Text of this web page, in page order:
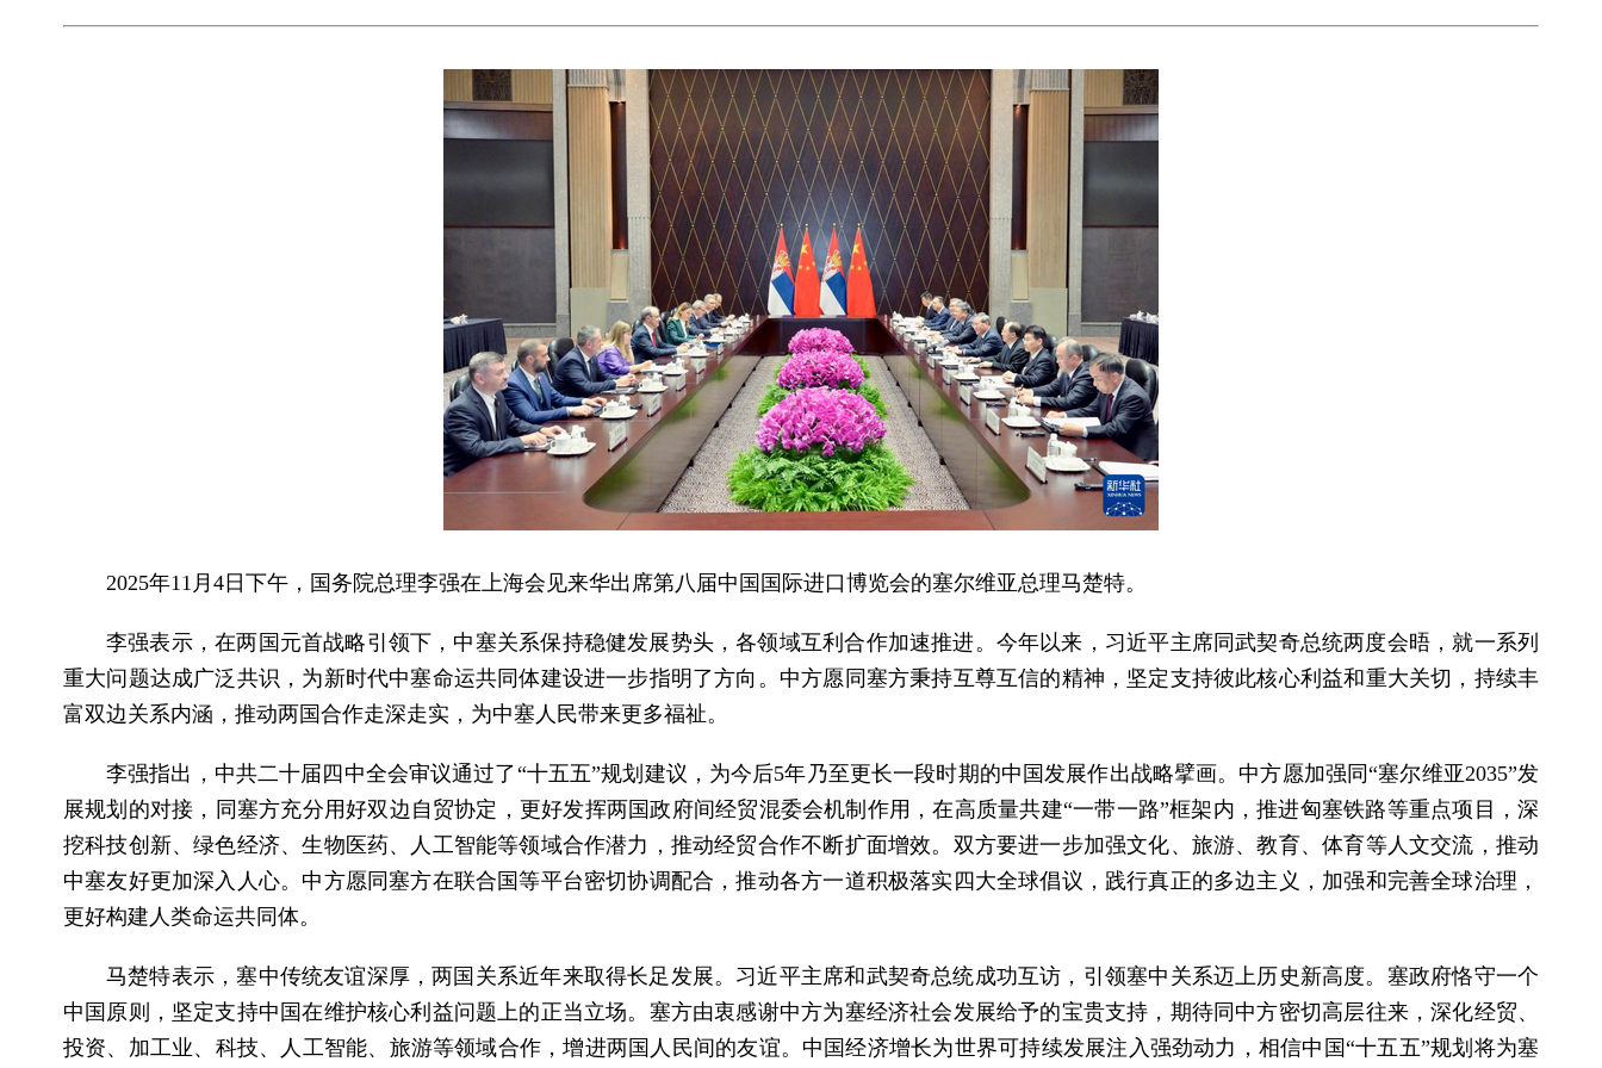
2025年11月4日下午，国务院总理李强在上海会见来华出席第八届中国国际进口博览会的塞尔维亚总理马楚特。
李强表示，在两国元首战略引领下，中塞关系保持稳健发展势头，各领域互利合作加速推进。今年以来，习近平主席同武契奇总统两度会晤，就一系列
重大问题达成广泛共识，为新时代中塞命运共同体建设进一步指明了方向。中方愿同塞方秉持互尊互信的精神，坚定支持彼此核心利益和重大关切，持续丰
富双边关系内涵，推动两国合作走深走实，为中塞人民带来更多福祉。
李强指出，中共二十届四中全会审议通过了“十五五”规划建议，为今后5年乃至更长一段时期的中国发展作出战略擘画。中方愿加强同“塞尔维亚2035”发
展规划的对接，同塞方充分用好双边自贸协定，更好发挥两国政府间经贸混委会机制作用，在高质量共建“一带一路”框架内，推进匈塞铁路等重点项目，深
挖科技创新、绿色经济、生物医药、人工智能等领域合作潜力，推动经贸合作不断扩面增效。双方要进一步加强文化、旅游、教育、体育等人文交流，推动
中塞友好更加深入人心。中方愿同塞方在联合国等平台密切协调配合，推动各方一道积极落实四大全球倡议，践行真正的多边主义，加强和完善全球治理，
更好构建人类命运共同体。
马楚特表示，塞中传统友谊深厚，两国关系近年来取得长足发展。习近平主席和武契奇总统成功互访，引领塞中关系迈上历史新高度。塞政府恪守一个
中国原则，坚定支持中国在维护核心利益问题上的正当立场。塞方由衷感谢中方为塞经济社会发展给予的宝贵支持，期待同中方密切高层往来，深化经贸、
投资、加工业、科技、人工智能、旅游等领域合作，增进两国人民间的友谊。中国经济增长为世界可持续发展注入强劲动力，相信中国“十五五”规划将为塞